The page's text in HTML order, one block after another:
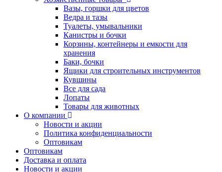
Вазы, горшки для цветов
Ведра и тазы
Туалеты, умывальники
Канистры и бочки
Корзины, контейнеры и емкости для
хранения
Баки, бочки
Ящики для строительных инструментов
Кувшины
Все для сада
Лопаты
Товары для животных
О компании
Новости и акции
Политика конфиденциальности
Оптовикам
Оптовикам
Доставка и оплата
Новости и акции